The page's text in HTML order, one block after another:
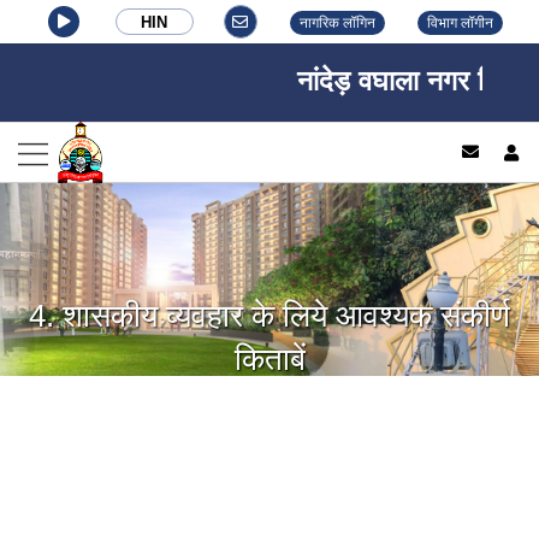
HIN नागरिक लॉगिन विभाग लॉगीन
नांदेड़ वघाला नगर निगम,
4. शासकीय व्यवहार के लिये आवश्यक संकीर्ण
किताबें